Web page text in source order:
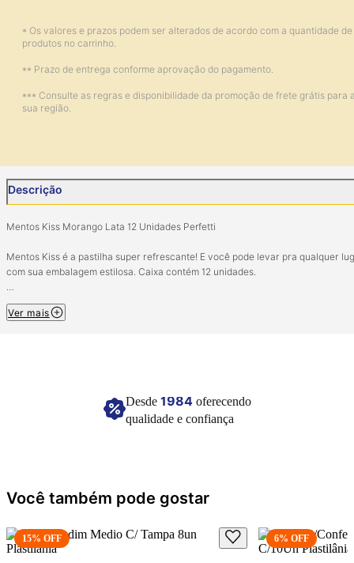
* Os valores e prazos podem ser alterados de acordo com a quantidade de
produtos no carrinho.
** Prazo de entrega conforme aprovação do pagamento.
*** Consulte as regras e disponibilidade da promoção de frete grátis para
sua região.
Descrição
Mentos Kiss Morango Lata 12 Unidades Perfetti
Mentos Kiss é a pastilha super refrescante! E você pode levar pra qualquer
com sua embalagem estilosa. Caixa contém 12 unidades.
Informação Nutricional, Porção de 3g (4 unidades):
Imagem meramente ilustrativa.
Ver mais
Desde 1984oferecendo
qualidade e confiança
Você também pode gostar
15% OFF 6% OFF